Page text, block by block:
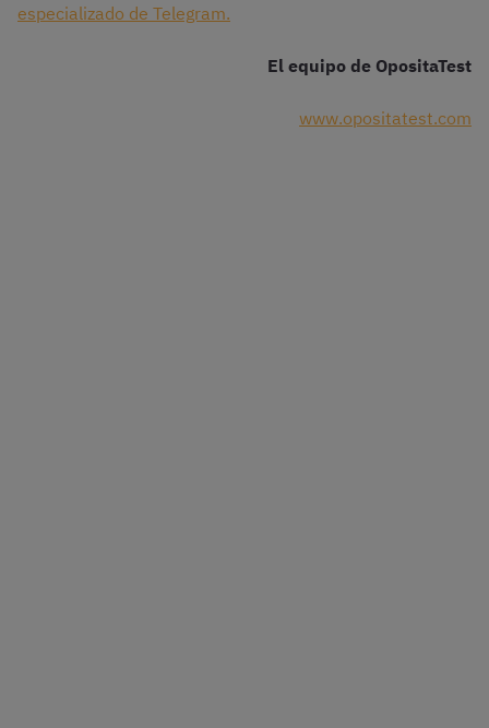
especializado de Telegram.
El equipo de OpositaTest
www.opositatest.com